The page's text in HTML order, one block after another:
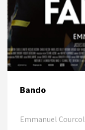
Bando
Emmanuel Courcol